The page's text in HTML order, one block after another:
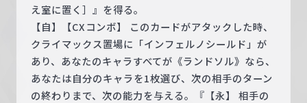
え室に置く］』を得る。
【自】【CXコンボ】 このカードがアタックした時、
クライマックス置場に「インフェルノシールド」が
あり、あなたのキャラすべてが《ランドソル》なら、
あなたは自分のキャラを1枚選び、次の相手のターン
の終わりまで、次の能力を与える。『【永】 相手の